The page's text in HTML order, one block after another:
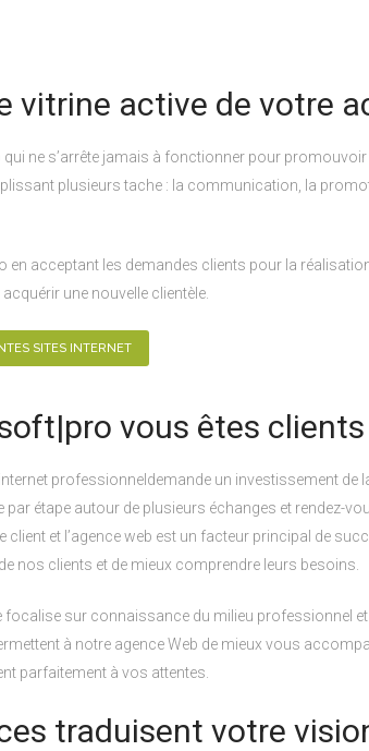
vitrine active de votre
ne s’arrête jamais à fonctionner pour promouvoir
plusieurs tache : la communication, la
en acceptant les demandes clients pour la
une nouvelle clientèle.
SITES INTERNET
vous êtes
internet professionneldemande un investissement de
par étape autour de plusieurs échanges et rendez-
client et l’agence web est un facteur principal de
nos clients et de mieux comprendre leurs besoins.
sur connaissance du milieu professionnel
à notre agence Web de mieux vous
parfaitement à vos attentes.
traduisent votre